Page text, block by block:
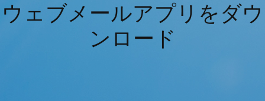
ウェブメールアプリをダウ
ンロード